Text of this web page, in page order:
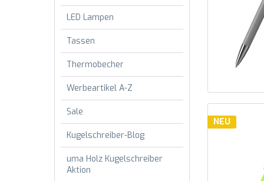
LED Lampen
Tassen
Thermobecher
Werbeartikel A-Z
Sale
Kugelschreiber-Blog
uma Holz Kugelschreiber
Aktion
NEU